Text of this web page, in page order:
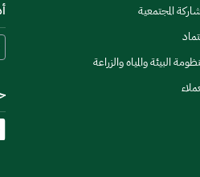
المجتمعية
البيئة والمياه والزراعة